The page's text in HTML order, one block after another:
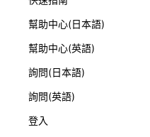
幫助中心(日本語)
幫助中心(英語)
詢問(日本語)
詢問(英語)
登入